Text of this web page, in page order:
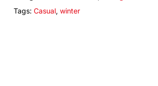
Tags: Casual, winter